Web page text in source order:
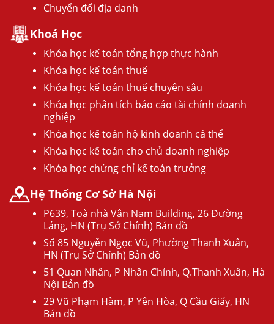
Chuyển đổi địa danh
Khoá Học
Khóa học kế toán tổng hợp thực hành
Khóa học kế toán thuế
Khóa học kế toán thuế chuyên sâu
Khóa học phân tích báo cáo tài chính doanh
nghiệp
Khóa học kế toán hộ kinh doanh cá thể
Khóa học kế toán cho chủ doanh nghiệp
Khóa học chứng chỉ kế toán trưởng
Hệ Thống Cơ Sở Hà Nội
P639, Toà nhà Vân Nam Building, 26 Đường
Láng, HN (Trụ Sở Chính) Bản đồ
Số 85 Nguyễn Ngọc Vũ, Phường Thanh Xuân,
HN (Trụ Sở Chính) Bản đồ
51 Quan Nhân, P Nhân Chính, Q.Thanh Xuân, Hà
Nội Bản đồ
29 Vũ Phạm Hàm, P Yên Hòa, Q Cầu Giấy, HN
Bản đồ